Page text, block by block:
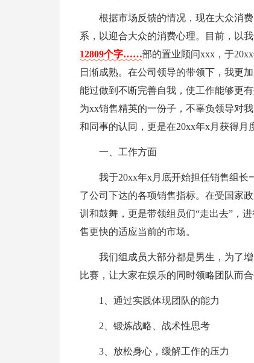
根据市场反馈的情况，现在大众消
系，以迎合大众的消费心理。目前，以
12809个字……部的置业顾问xxx，于
日渐成熟。在公司领导的带领下，我更
能过做到不断完善自我，使工作能够更
为xx销售精英的一份子，不辜负领导对
和同事的认同，更是在20xx年x月获得月
一、工作方面
我于20xx年x月底开始担任销售组
了公司下达的各项销售指标。在受国家
训和鼓舞，更是带领组员们“走出去”，
售更快的适应当前的市场。
我们组成员大部分都是男生，为了
比赛，让大家在娱乐的同时领略团队而
1、通过实践体现团队的能力
2、锻炼战略、战术性思考
3、放松身心，缓解工作的压力